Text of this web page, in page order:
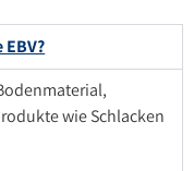
wie Schlacken